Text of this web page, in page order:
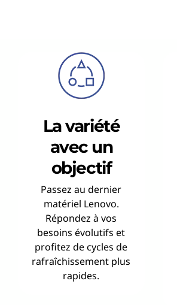
La variété
avec un
objectif
Passez au dernier
matériel Lenovo.
Répondez à vos
besoins évolutifs et
profitez de cycles de
rafraîchissement plus
rapides.